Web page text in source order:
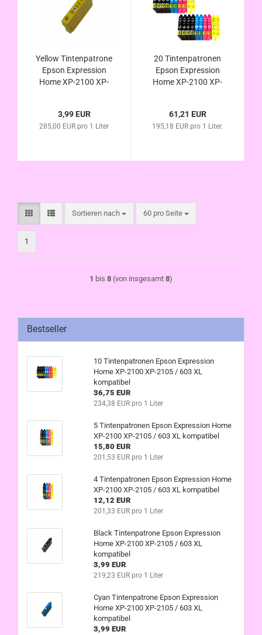
Yellow Tintenpatrone
Epson Expression
Home XP-2100 XP-
3,99 EUR
285,00 EUR pro 1 Liter
20 Tintenpatronen
Epson Expression
Home XP-2100 XP-
61,21 EUR
195,18 EUR pro 1 Liter.
Sortieren nach
Sortieren nach 60 pro Seite
pro Seite
1
1 bis 8 (von insgesamt 8)
Bestseller
10 Tintenpatronen Epson Expression
Home XP-2100 XP-2105 / 603 XL
kompatibel
36,75 EUR
234,38 EUR pro 1 Liter
5 Tintenpatronen Epson Expression Home
XP-2100 XP-2105 / 603 XL kompatibel
15,80 EUR
201,53 EUR pro 1 Liter
4 Tintenpatronen Epson Expression Home
XP-2100 XP-2105 / 603 XL kompatibel
12,12 EUR
201,33 EUR pro 1 Liter
Black Tintenpatrone Epson Expression
Home XP-2100 XP-2105 / 603 XL
kompatibel
3,99 EUR
219,23 EUR pro 1 Liter
Cyan Tintenpatrone Epson Expression
Home XP-2100 XP-2105 / 603 XL
kompatibel
3,99 EUR